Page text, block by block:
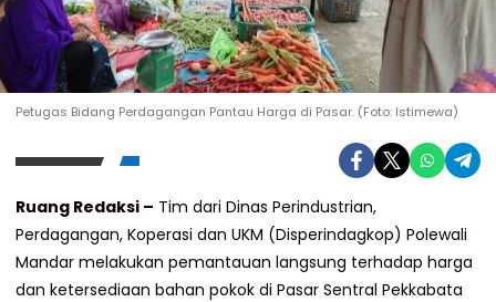
Petugas Bidang Perdagangan Pantau Harga di Pasar. (Foto: Istimewa)
Ruang Redaksi – Tim dari Dinas Perindustrian,
Perdagangan, Koperasi dan UKM (Disperindagkop) Polewali
Mandar melakukan pemantauan langsung terhadap harga
dan ketersediaan bahan pokok di Pasar Sentral Pekkabata